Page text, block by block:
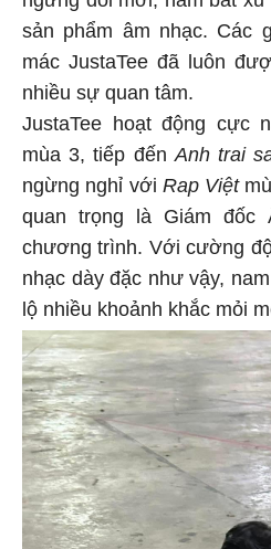
sản phẩm âm nhạc. Các
mác JustaTee đã luôn
nhiều sự quan tâm.
JustaTee hoạt động cực
mùa 3, tiếp đếnAnh trai
ngừng nghỉ với Rap Việt
quan trọng là Giám đốc
chương trình. Với cường
nhạc dày đặc như vậy,
lộ nhiều khoảnh khắc mỏi